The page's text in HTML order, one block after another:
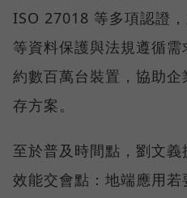
ISO 27018 等多項認證
等資料保護與法規遵循
約數百萬台裝置，協助
存方案。
至於普及時間點，劉文
效能交會點：地端應用